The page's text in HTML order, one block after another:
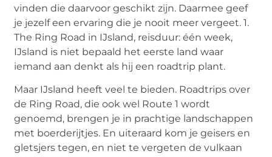
vinden die daarvoor geschikt zijn. Daarmee geef
je jezelf een ervaring die je nooit meer vergeet. 1.
The Ring Road in IJsland, reisduur: één week,
IJsland is niet bepaald het eerste land waar
iemand aan denkt als hij een roadtrip plant.
Maar IJsland heeft veel te bieden. Roadtrips over
de Ring Road, die ook wel Route 1 wordt
genoemd, brengen je in prachtige landschappen
met boerderijtjes. En uiteraard kom je geisers en
gletsjers tegen, en niet te vergeten de vulkaan